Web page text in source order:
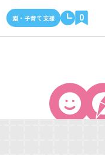
園・子育て支援 0